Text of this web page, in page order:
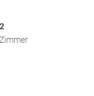
2
Zimmer